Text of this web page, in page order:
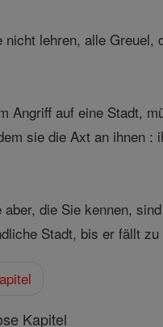
nicht lehren, alle Greuel,
Angriff auf eine Stadt,
sie die Axt an ihnen
aber, die Sie kennen,
Stadt, bis er fällt zu
Kapitel